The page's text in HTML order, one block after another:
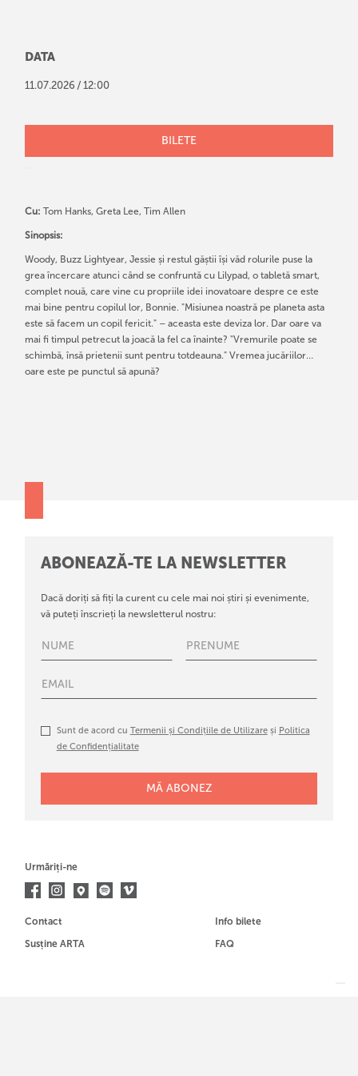
DATA
11 .07.2026 / 12:00
BILETE
Cu: Tom Hanks, Greta Lee, Tim Allen
Sinopsis:
Woody, Buzz Lightyear, Jessie și restul găștii își văd rolurile puse la
grea încercare atunci când se confruntă cu Lilypad, o tabletă smart,
complet nouă, care vine cu propriile idei inovatoare despre ce este
mai bine pentru copilul lor, Bonnie. "Misiunea noastră pe planeta asta
este să facem un copil fericit." – aceasta este deviza lor. Dar oare va
mai fi timpul petrecut la joacă la fel ca înainte? "Vremurile poate se
schimbă, însă prietenii sunt pentru totdeauna." Vremea jucăriilor…
oare este pe punctul să apună?
ABONEAZĂ-TE LA NEWSLETTER
Dacă doriți să fiți la curent cu cele mai noi știri și evenimente,
vă puteți înscrieți la newsletterul nostru:
Sunt de acord cu Termenii și Condițiile de Utilizareși Politica
de Confidențialitate
Urmăriți-ne
Contact
Susține ARTA
Info bilete
FAQ